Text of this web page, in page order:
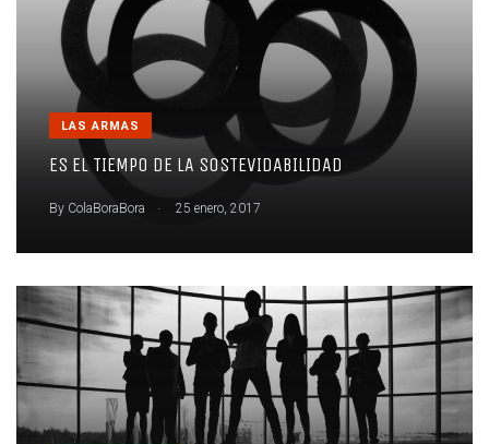
LAS ARMAS
ES EL TIEMPO DE LA SOSTEVIDABILIDAD
By ColaBoraBora . 25 enero, 2017